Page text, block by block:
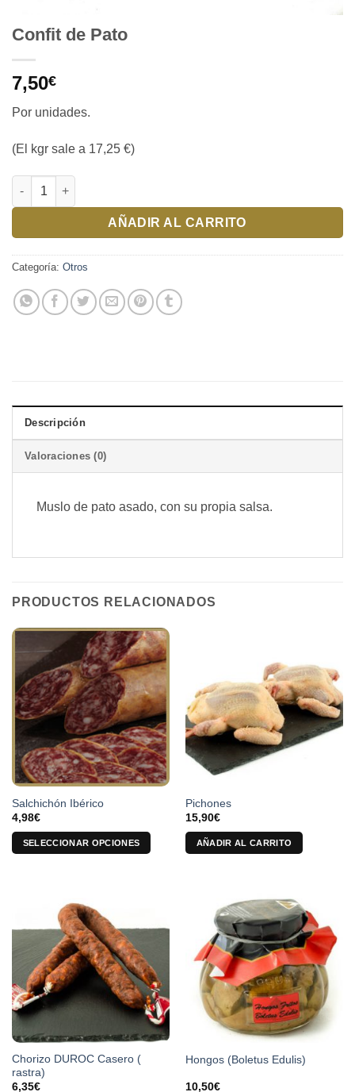
Confit de Pato
7,50€
Por unidades.
(El kgr sale a 17,25 €)
Confit de Pato cantidad
AÑADIR AL CARRITO
Categoría: Otros
Descripción
Valoraciones (0)
Muslo de pato asado, con su propia salsa.
PRODUCTOS RELACIONADOS
Salchichón Ibérico
4,98€
SELECCIONAR OPCIONES
variantes.
opciones
pueden
elegir
la
página
de
Pichones
15,90€
AÑADIR AL CARRITO
Chorizo DUROC Casero (
rastra)
6,35€
Hongos (Boletus Edulis)
10,50€